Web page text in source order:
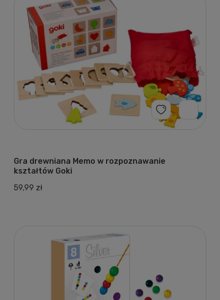
Gra drewniana Memo w rozpoznawanie
kształtów Goki
59,99 zł